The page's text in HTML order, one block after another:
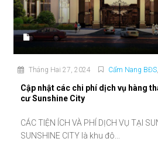
Tháng Hai 27, 2024 Cẩm Nang BĐS
Cập nhật các chi phí dịch vụ hàng
cư Sunshine City
CÁC TIỆN ÍCH VÀ PHÍ DỊCH VỤ TẠI
SUNSHINE CITY là khu đô...